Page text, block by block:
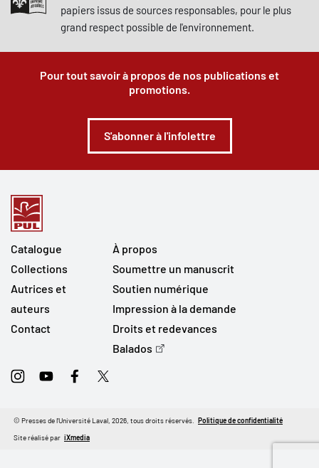
papiers issus de sources responsables, pour le plus
grand respect possible de l'environnement.
Pour tout savoir à propos de nos publications et
promotions.
S'abonner à l'infolettre
Catalogue
Collections
Autrices et
auteurs
Contact
À propos
Soumettre un manuscrit
Soutien numérique
Impression à la demande
Droits et redevances
Balados
InstagramYoutubeFacebookTwitter
Site réalisé par iXmedia
© Presses de l'Université Laval, 2026, tous droits réservés. Politique de confidentialité